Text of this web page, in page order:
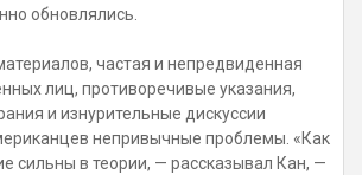
обновлялись.
частая и непредвиденная
лиц, противоречивые указания,
и изнурительные дискуссии
непривычные проблемы. «Как
сильны в теории, — рассказывал Кан, —